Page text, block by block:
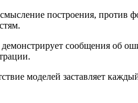
построения, против
сообщения об
моделей заставляет